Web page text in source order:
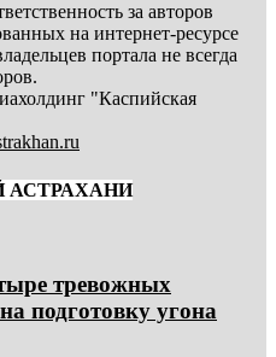
за авторов
на интернет-ресурсе
портала не всегда
"Каспийская
тревожных
подготовку угона